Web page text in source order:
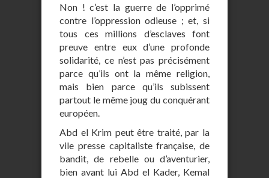
Non ! c’est la guerre de l’opprimé
contre l’oppression odieuse ; et, si
tous ces millions d’esclaves font
preuve entre eux d’une profonde
solidarité, ce n’est pas précisément
parce qu’ils ont la même religion,
mais bien parce qu’ils subissent
partout le même joug du conquérant
européen.
Abd el Krim peut être traité, par la
vile presse capitaliste française, de
bandit, de rebelle ou d’aventurier,
bien avant lui Abd el Kader, Kemal